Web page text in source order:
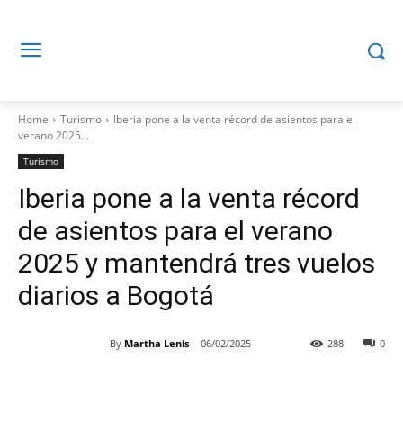
Home Turismo
Iberia pone a la venta récord de asientos para el
verano 2025...
Turismo
Iberia pone a la venta récord
de asientos para el verano
2025 y mantendrá tres vuelos
diarios a Bogotá
By Martha Lenis 06/02/2025 0
288